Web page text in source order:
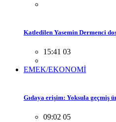
Katledilen Yasemin Dermenci
15:41 03
EMEK/EKONOMİ
Gıdaya erişim: Yoksula geçmiş
09:02 05